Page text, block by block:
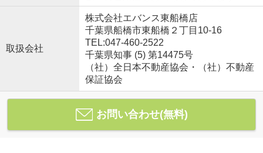
取扱会社
株式会社エバンス東船橋店
千葉県船橋市東船橋２丁目10-16
TEL:047-460-2522
千葉県知事 (5) 第14475号
（社）全日本不動産協会・（社）不動産
保証協会
お問い合わせ(無料)